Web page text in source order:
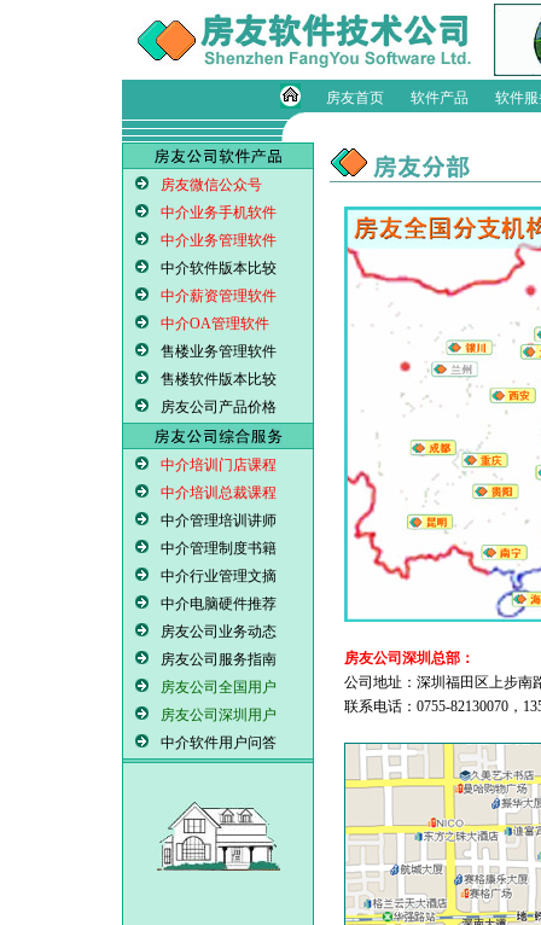
房友首页 软件产品 软件
房友微信公众号
中介业务手机软件
中介业务管理软件
中介软件版本比较
中介薪资管理软件
中介OA管理软件
售楼业务管理软件
售楼软件版本比较
房友公司产品价格
中介培训门店课程
中介培训总裁课程
中介管理培训讲师
中介管理制度书籍
中介行业管理文摘
中介电脑硬件推荐
房友公司业务动态
房友公司服务指南
房友公司全国用户
房友公司深圳用户
中介软件用户问答
房友公司深圳总部：
公司地址：深圳福田区上步南
联系电话：0755-82130070，